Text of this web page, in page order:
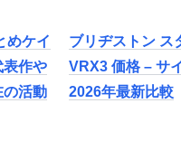
めケイ
表作や
の活動
ブリヂストン ス
VRX3 価格 – サ
2026年最新比較